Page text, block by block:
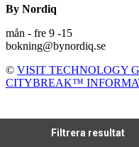
Filtrera resultat
By Nordiq
mån - fre 9 -15
bokning@bynordiq.se
© VISIT TECHNOLOGY
CITYBREAK™